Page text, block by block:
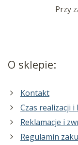
Przy
O sklepie:
Kontakt
Czas realizacji
Reklamacje i
Regulamin